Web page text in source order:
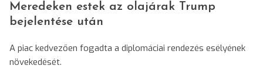
Meredeken estek az olajárak Trump
bejelentése után
A piac kedvezően fogadta a diplomáciai rendezés esélyének
növekedését.